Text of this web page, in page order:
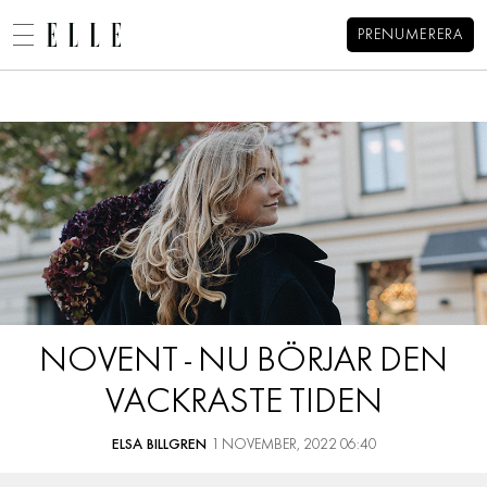
PRENUMERERA
BEAUTY
DECORATION
MAT & VIN
VIDEO
BLOGGAR
MEMBER
Elsa Billgrens blogg MENY
HEM
OM ELSA
KATEGORIER
ARKIV
KONTAKT
NOVENT - NU BÖRJAR DEN
VACKRASTE TIDEN
ELSA BILLGREN 1 NOVEMBER, 2022 06:40